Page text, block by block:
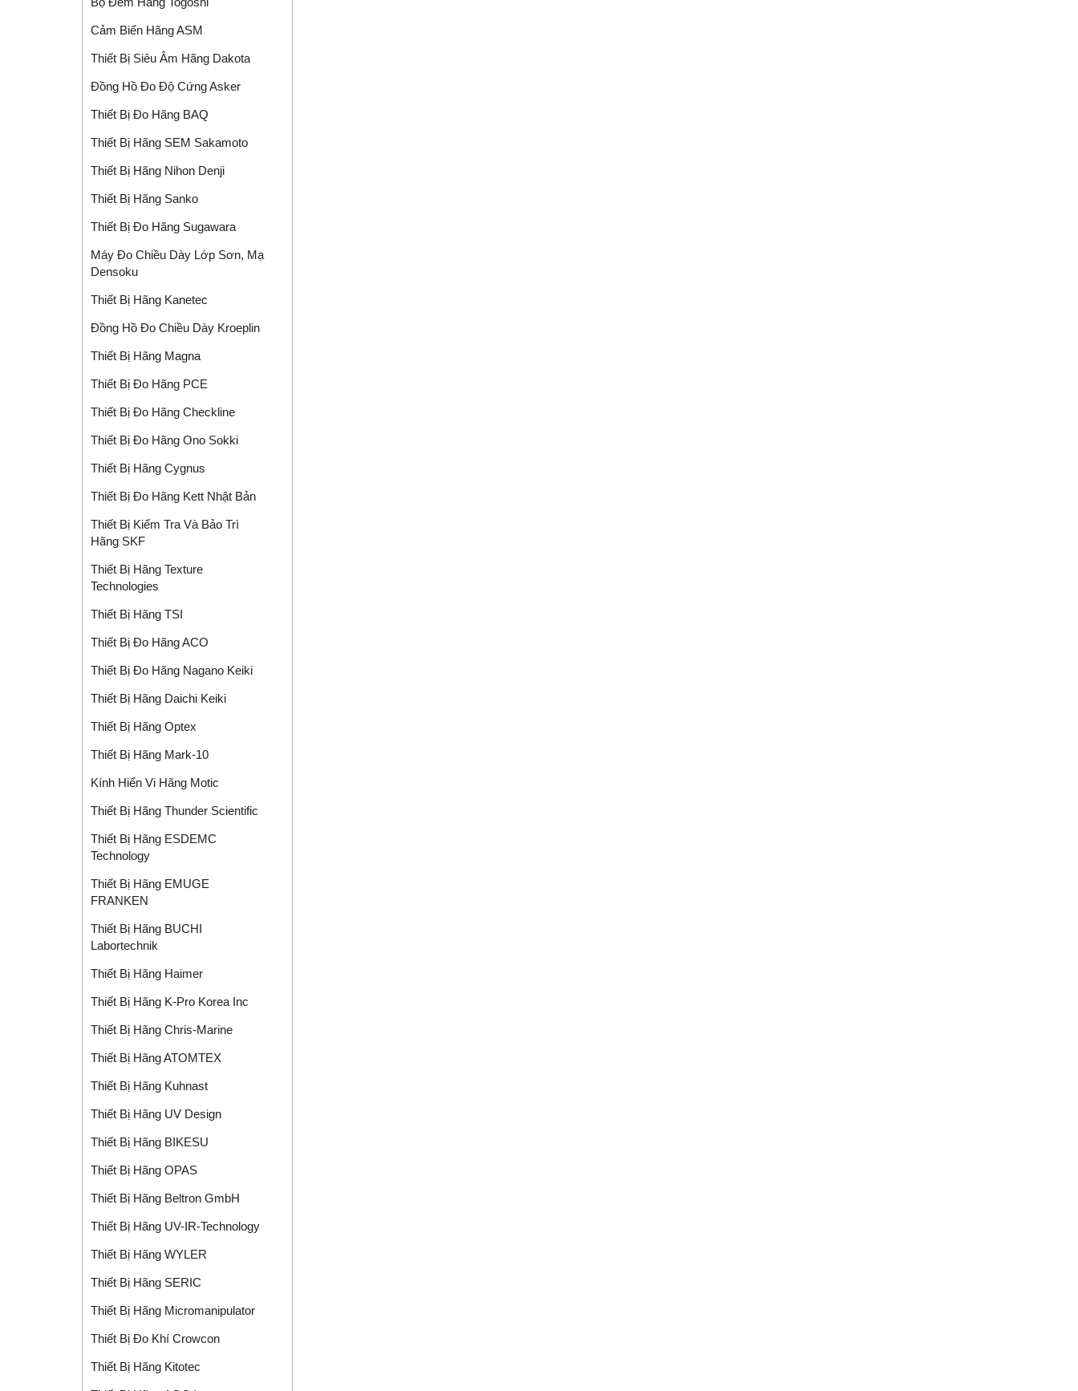
Cảm Biến Hãng ASM
Thiết Bị Siêu Âm Hãng Dakota
Đồng Hồ Đo Độ Cứng Asker
Thiết Bị Đo Hãng BAQ
Thiết Bị Hãng SEM Sakamoto
Thiết Bị Hãng Nihon Denji
Thiết Bị Hãng Sanko
Thiết Bị Đo Hãng Sugawara
Máy Đo Chiều Dày Lớp Sơn, Mạ
Densoku
Thiết Bị Hãng Kanetec
Đồng Hồ Đo Chiều Dày Kroeplin
Thiết Bị Hãng Magna
Thiết Bị Đo Hãng PCE
Thiết Bị Đo Hãng Checkline
Thiết Bị Đo Hãng Ono Sokki
Thiết Bị Hãng Cygnus
Thiết Bị Đo Hãng Kett Nhật Bản
Thiết Bị Kiểm Tra Và Bảo Trì
Hãng SKF
Thiết Bị Hãng Texture
Technologies
Thiết Bị Hãng TSI
Thiết Bị Đo Hãng ACO
Thiết Bị Đo Hãng Nagano Keiki
Thiết Bị Hãng Daichi Keiki
Thiết Bị Hãng Optex
Thiết Bị Hãng Mark-10
Kính Hiển Vi Hãng Motic
Thiết Bị Hãng Thunder Scientific
Thiết Bị Hãng ESDEMC
Technology
Thiết Bị Hãng EMUGE
FRANKEN
Thiết Bị Hãng BUCHI
Labortechnik
Thiết Bị Hãng Haimer
Thiết Bị Hãng K-Pro Korea Inc
Thiết Bị Hãng Chris-Marine
Thiết Bị Hãng ATOMTEX
Thiết Bị Hãng Kuhnast
Thiết Bị Hãng UV Design
Thiết Bị Hãng BIKESU
Thiết Bị Hãng OPAS
Thiết Bị Hãng Beltron GmbH
Thiết Bị Hãng UV-IR-Technology
Thiết Bị Hãng WYLER
Thiết Bị Hãng SERIC
Thiết Bị Hãng Micromanipulator
Thiết Bị Đo Khí Crowcon
Thiết Bị Hãng Kitotec